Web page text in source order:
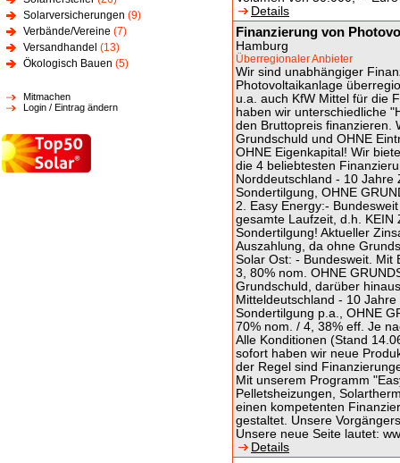
Solarversicherungen (9)
Verbände/Vereine (7)
Versandhandel (13)
Ökologisch Bauen (5)
Mitmachen
Login / Eintrag ändern
Details
Finanzierung von
Hamburg
Überregionaler Anbieter
Wir sind unabhängiger
Photovoltaikanlage
u.a. auch KfW Mittel für die
haben wir unterschiedliche
den Bruttopreis finanzieren.
Grundschuld und OHNE
OHNE Eigenkapital! Wir
die 4 beliebtesten
Norddeutschland - 10
Sondertilgung, OHNE
2. Easy Energy:-
gesamte Laufzeit, d.h. KEIN
Sondertilgung! Aktueller
Auszahlung, da ohne
Solar Ost: - Bundesweit. Mit
3, 80% nom. OHNE
Grundschuld, darüber
Mitteldeutschland - 10
Sondertilgung p.a., OHNE
70% nom. / 4, 38% eff. Je
Alle Konditionen (Stand
sofort haben wir neue
der Regel sind
Mit unserem Programm
Pelletsheizungen,
einen kompetenten
gestaltet. Unsere
Unsere neue Seite lautet:
Details